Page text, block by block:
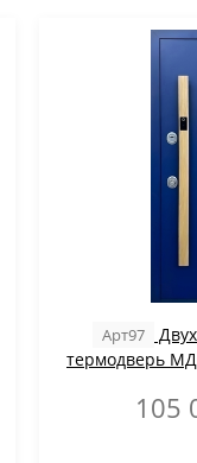
Арт97
термодверь
105